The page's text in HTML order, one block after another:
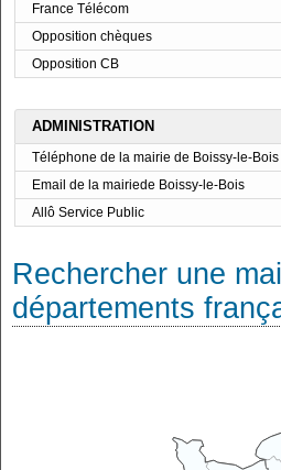
France Télécom
Opposition chèques
Opposition CB
ADMINISTRATION
Téléphone de la mairie de Boissy-le-Bois
Email de la mairiede Boissy-le-Bois
Allô Service Public
Rechercher une
départements